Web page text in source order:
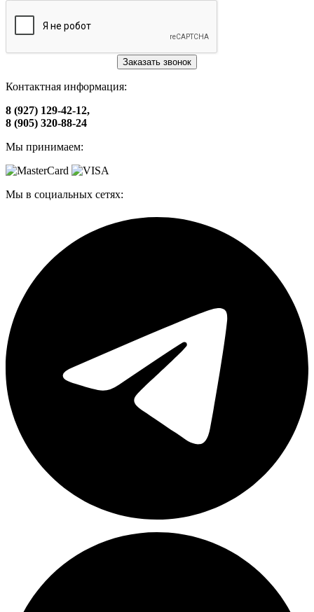
Заказать звонок
Контактная информация:
8 (927) 129-42-12,
8 (905) 320-88-24
Мы принимаем:
Мы в социальных сетях: